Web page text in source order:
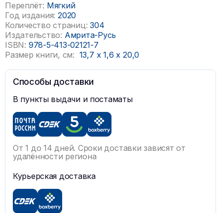
Переплёт: Мягкий
Год издания: 2020
Количество страниц: 304
Издательство: Амрита-Русь
ISBN: 978-5-413-02121-7
Размер книги, см: 13,7 x 1,6x 20,0
Способы доставки
В пункты выдачи и постаматы
От 1 до 14 дней. Сроки доставки зависят от
удалённости региона
Курьерская доставка